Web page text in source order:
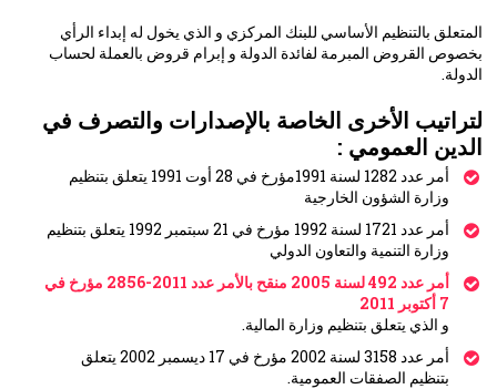
المتعلق بالتنظيم الأساسي للبنك المركزي و الذي يخول له إبداء الرأي
بخصوص القروض المبرمة لفائدة الدولة و إبرام قروض بالعملة لحساب
الدولة.
لتراتيب الأخرى الخاصة بالإصدارات والتصرف في
الدين العمومي :
أمر عدد 1282 لسنة 1991مؤرخ في 28 أوت 1991 يتعلق بتنظيم
وزارة الشؤون الخارجية
أمر عدد 1721 لسنة 1992 مؤرخ في 21 سبتمبر 1992 يتعلق بتنظيم
وزارة التنمية والتعاون الدولي
أمر عدد 492 لسنة 2005 منقح بالأمر عدد 2011-2856 مؤرخ في
7 أكتوبر 2011
و الذي يتعلق بتنظيم وزارة المالية.
أمر عدد 3158 لسنة 2002 مؤرخ في 17 ديسمبر 2002 يتعلق
بتنظيم الصفقات العمومية.